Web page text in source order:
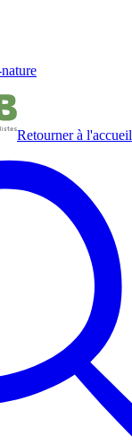
Retourner à l'accueil